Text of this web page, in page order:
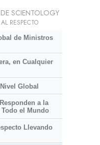
SCIENTOLOGY
RESPECTO
de Ministros
en Cualquier
Global
a la
Todo el Mundo
Llevando